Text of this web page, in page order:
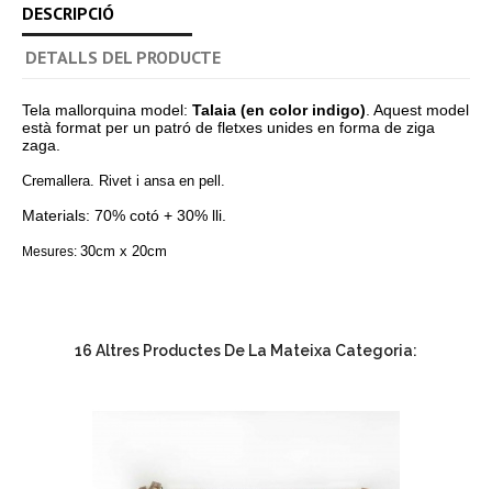
DESCRIPCIÓ
DETALLS DEL PRODUCTE
Tela mallorquina model: Talaia (en color indigo) . Aquest model
està format per un patró de fletxes unides en forma de ziga
zaga.
Cremallera. Rivet i ansa en pell.
Materials: 70% cotó + 30% lli.
Mesures: 30cm x 20cm
16 Altres Productes De La Mateixa Categoria: